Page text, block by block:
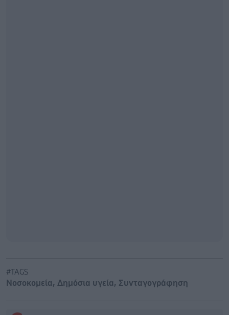
#TAGS
Νοσοκομεία, Δημόσια υγεία, Συνταγογράφηση